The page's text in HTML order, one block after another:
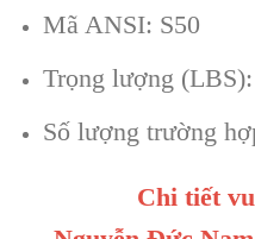
Mã ANSI: S50
Trọng lượng
Số lượng trường
Chi tiết